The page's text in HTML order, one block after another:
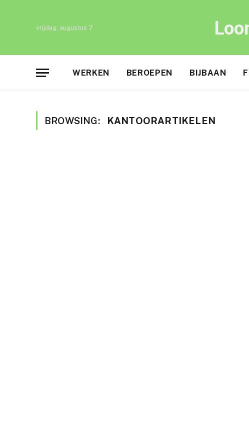
vrijdag, augustus 7
WERKEN BEROEPEN BIJBAAN
BROWSING: KANTOORARTIKELEN